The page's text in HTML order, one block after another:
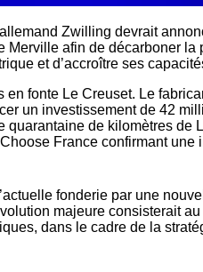
Zwilling devrait
Merville afin de décarboner la
et d’accroître ses
en fonte Le Creuset. Le
un investissement de 42
quarantaine de kilomètres de
France confirmant une
fonderie par une
majeure consisterait
dans le cadre de la